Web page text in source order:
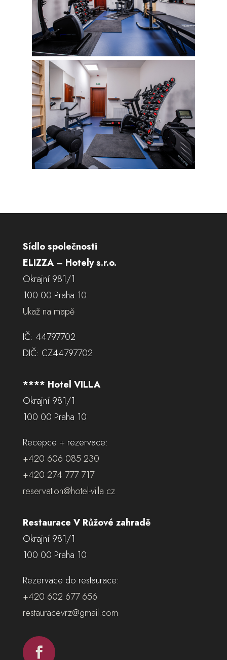
Sídlo společnosti
ELIZZA – Hotely s.r.o.
Okrajní 981/1
100 00 Praha 10
Ukaž na mapě
IČ: 44797702
DIČ: CZ44797702
**** Hotel VILLA
Okrajní 981/1
100 00 Praha 10
Recepce + rezervace:
+420 606 085 230
+420 274 777 717
reservation@hotel-villa.cz
Restaurace V Růžové zahradě
Okrajní 981/1
100 00 Praha 10
Rezervace do restaurace:
+420 602 677 656
restauracevrz@gmail.com
